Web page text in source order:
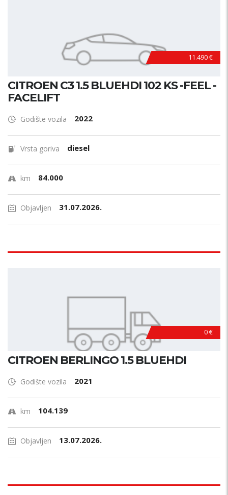
11.490 €
CITROEN C3 1.5 BLUEHDI 102 KS -FEEL -
FACELIFT
Godište vozila 2022
Vrsta goriva diesel
km 84.000
Objavljen 31.07.2026.
0 €
CITROEN BERLINGO 1.5 BLUEHDI
Godište vozila 2021
km 104.139
Objavljen 13.07.2026.